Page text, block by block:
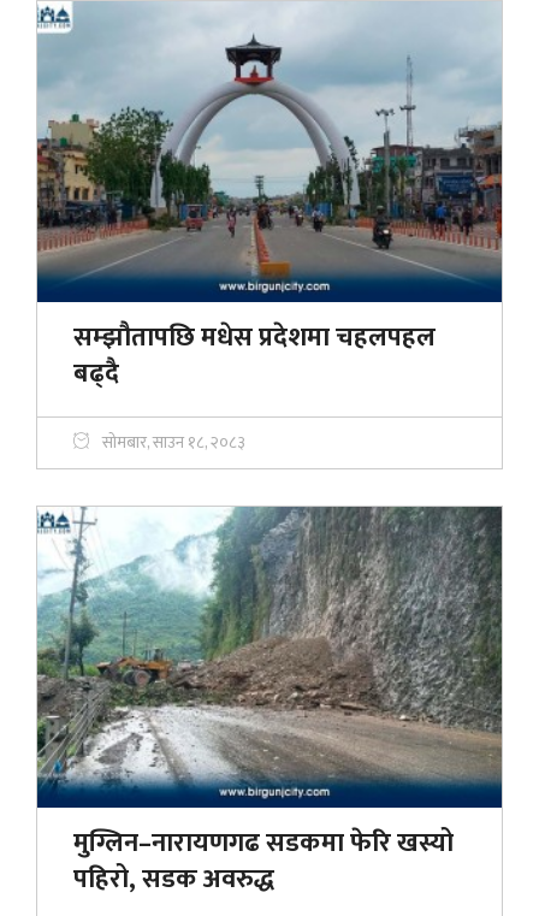
सम्झौतापछि मधेस प्रदेशमा चहलपहल
बढ्दै
सोमबार, साउन १८, २०८३
मुग्लिन–नारायणगढ सडकमा फेरि खस्यो
पहिरो, सडक अवरुद्ध